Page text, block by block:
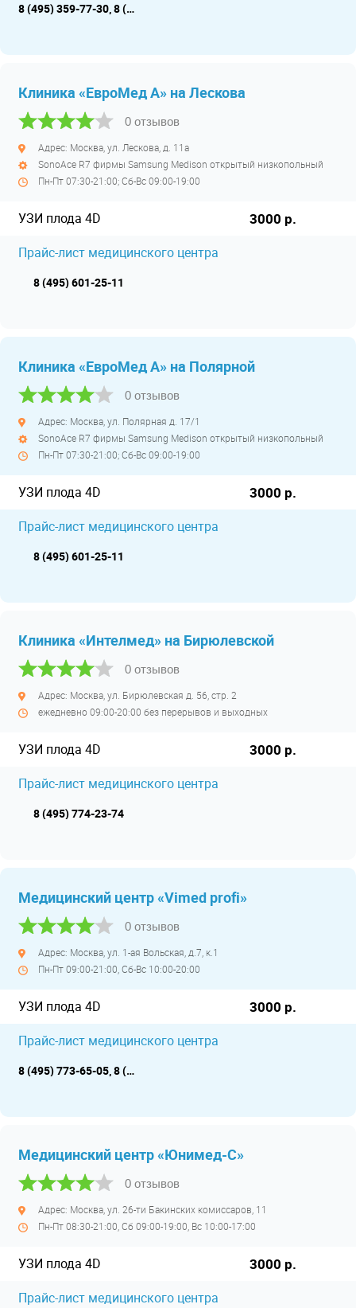
8 (495) 359-77-30, 8 (925) 208-67-92, 8 (965) 421-16-03
Клиника «ЕвроМед А» на Лескова
0 отзывов
Адрес: Москва, ул. Лескова, д. 11a
SonoAce R7 фирмы Samsung Medison открытый низкопольный
Пн-Пт 07:30-21:00; Сб-Вс 09:00-19:00
УЗИ плода 4D 3000 р.
Прайс-лист медицинского центра
8 (495) 601-25-11
Клиника «ЕвроМед А» на Полярной
0 отзывов
Адрес: Москва, ул. Полярная д. 17/1
SonoAce R7 фирмы Samsung Medison открытый низкопольный
Пн-Пт 07:30-21:00; Сб-Вс 09:00-19:00
УЗИ плода 4D 3000 р.
Прайс-лист медицинского центра
8 (495) 601-25-11
Клиника «Интелмед» на Бирюлевской
0 отзывов
Адрес: Москва, ул. Бирюлевская д. 56, стр. 2
ежедневно 09:00-20:00 без перерывов и выходных
УЗИ плода 4D 3000 р.
Прайс-лист медицинского центра
8 (495) 774-23-74
Медицинский центр «Vimed profi»
0 отзывов
Адрес: Москва, ул. 1-ая Вольская, д.7, к.1
Пн-Пт 09:00-21:00, Сб-Вс 10:00-20:00
УЗИ плода 4D 3000 р.
Прайс-лист медицинского центра
8 (495) 773-65-05, 8 (495) 785-79-39, 8 (925) 888-80-90
Медицинский центр «Юнимед-С»
0 отзывов
Адрес: Москва, ул. 26-ти Бакинских комиссаров, 11
Пн-Пт 08:30-21:00, Сб 09:00-19:00, Вс 10:00-17:00
УЗИ плода 4D 3000 р.
Прайс-лист медицинского центра